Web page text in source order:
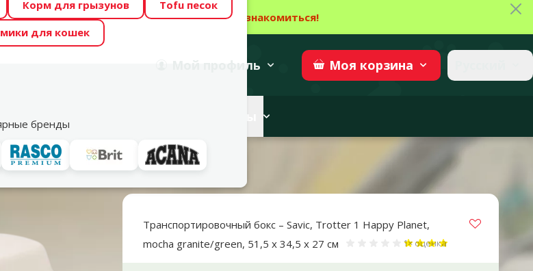
отличные цены на ТОП-овые корма! 🍖→ Ознакомиться!
Твой питомец станет звездой 2027 Участвовать
профиль Моя корзина
Корм для грызунов
Tofu песок
для кошек
бренды
Акции
Транспортировочные боксы
x 34,5 x 27 см
Транспортировочный бокс – Savic, Trotter 1 Happy Planet,
mocha granite/green, 51,5 x 34,5 x 27 см
Оценка 80%, количество
1× оценка